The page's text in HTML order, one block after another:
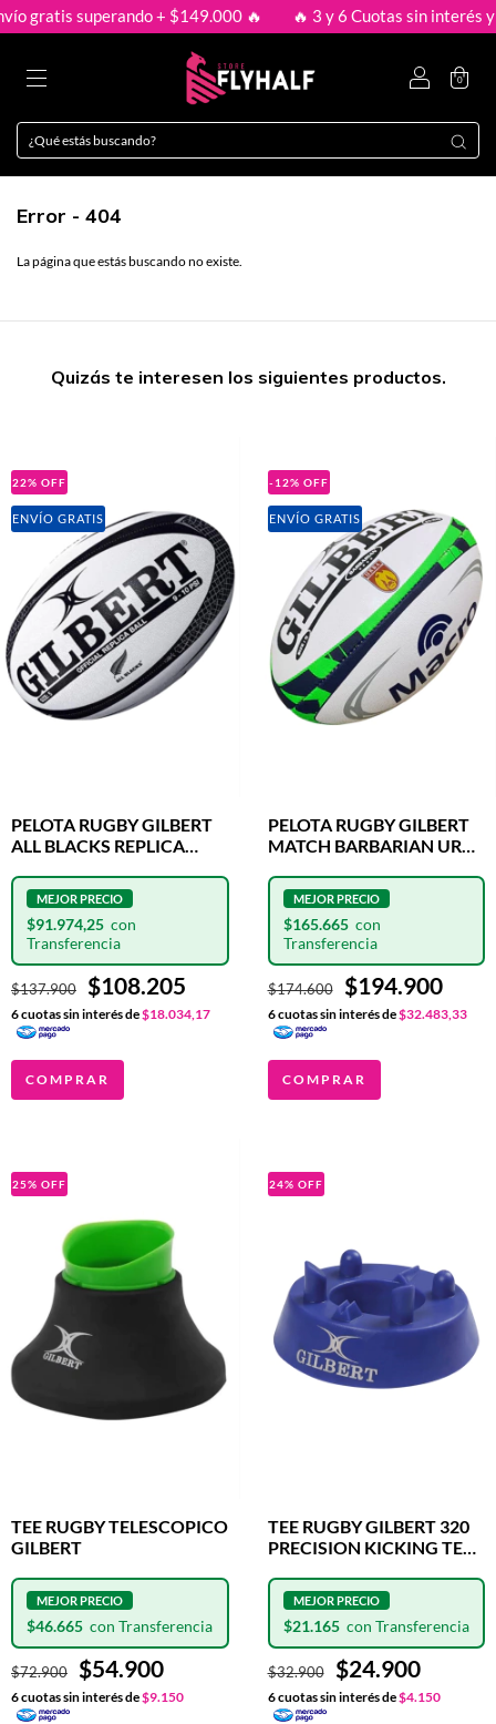
gratis superando + $149.000 🔥 🔥 3 y 6 Cuotas sin interés y
0
Error - 404
La página que estás buscando no existe.
Quizás te interesen los siguientes productos.
22% OFF
ENVÍO GRATIS
PELOTA RUGBY GILBERT
ALL BLACKS REPLICA
$137.900 $108.205
$91.974,25
6cuotas sin interés de$18.034,17
COMPRAR
-12% OFF
ENVÍO GRATIS
PELOTA RUGBY GILBERT
MATCH BARBARIAN URBA
$174.600 $194.900
$165.665
6cuotas sin interés de$32.483,33
COMPRAR
25% OFF
TEE RUGBY TELESCOPICO
GILBERT
$72.900 $54.900
$46.665
6cuotas sin interés de$9.150
24% OFF
TEE RUGBY GILBERT 320
PRECISION KICKING TEE
$32.900 $24.900
$21.165
6cuotas sin interés de$4.150